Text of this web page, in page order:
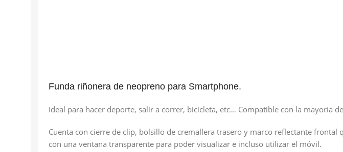
Funda riñonera de neopreno para Smartphone.
Ideal para hacer deporte, salir a correr, bicicleta, etc… Compatible con la mayoría
Cuenta con cierre de clip, bolsillo de cremallera trasero y marco reflectante
con una ventana transparente para poder visualizar e incluso utilizar el móvil.